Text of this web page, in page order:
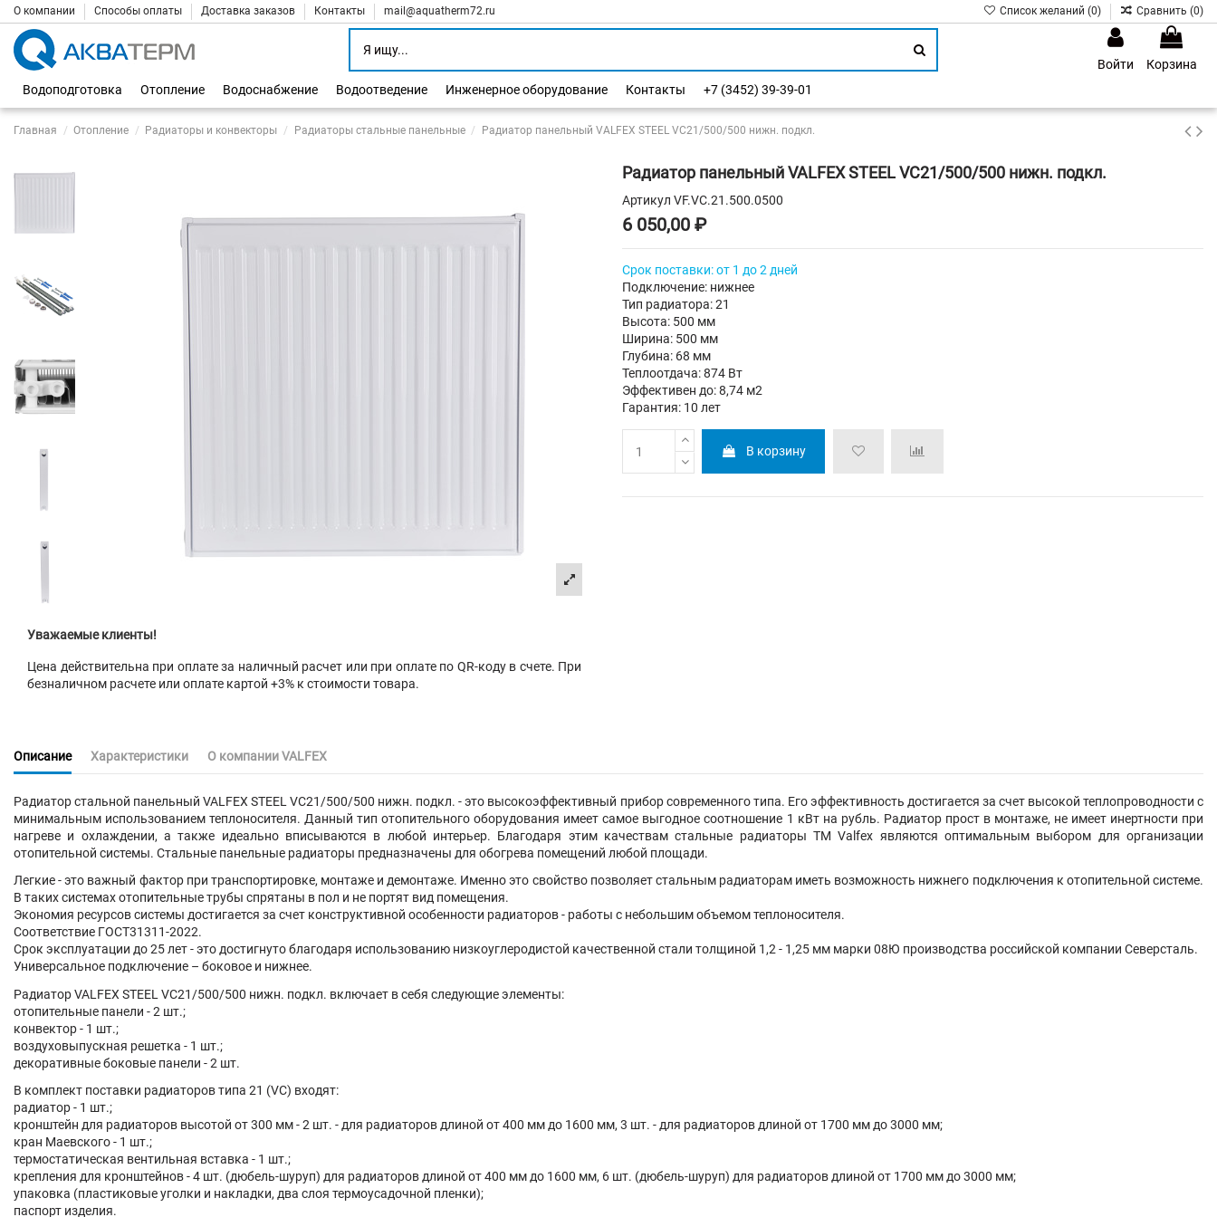
О компании Способы оплаты Доставка заказов Контакты mail@aquatherm72.ru Список желаний (0) Сравнить (0)
Войти
Корзина
Водоподготовка
Отопление Водоснабжение Водоотведение Инженерное оборудование Контакты +7 (3452) 39-39-01
Главная Отопление Радиаторы и конвекторы Радиаторы стальные панельные Радиатор панельный VALFEX STEEL VC21/500/500 нижн. подкл.
Уважаемые клиенты!
Цена действительна при оплате за наличный расчет или при оплате по QR-коду в счете. При
безналичном расчете или оплате картой +3% к стоимости товара.
Радиатор панельный VALFEX STEEL VC21/500/500 нижн. подкл.
Артикул VF.VC.21.500.0500
6 050,00 ₽
Срок поставки: от 1 до 2 дней
Подключение: нижнее
Тип радиатора: 21
Высота: 500 мм
Ширина: 500 мм
Глубина: 68 мм
Теплоотдача: 874 Вт
Эффективен до: 8,74 м2
Гарантия: 10 лет
В корзину
Описание Характеристики О компании VALFEX
Радиатор стальной панельный VALFEX STEEL VC21/500/500 нижн. подкл. - это высокоэффективный прибор современного типа. Его эффективность достигается за счет высокой теплопроводности с
минимальным использованием теплоносителя. Данный тип отопительного оборудования имеет самое выгодное соотношение 1 кВт на рубль. Радиатор прост в монтаже, не имеет инертности при
нагреве и охлаждении, а также идеально вписываются в любой интерьер. Благодаря этим качествам стальные радиаторы TM Valfex являются оптимальным выбором для организации
отопительной системы. Стальные панельные радиаторы предназначены для обогрева помещений любой площади.
Легкие - это важный фактор при транспортировке, монтаже и демонтаже. Именно это свойство позволяет стальным радиаторам иметь возможность нижнего подключения к отопительной системе.
В таких системах отопительные трубы спрятаны в пол и не портят вид помещения.
Экономия ресурсов системы достигается за счет конструктивной особенности радиаторов - работы с небольшим объемом теплоносителя.
Соответствие ГОСТ31311-2022.
Срок эксплуатации до 25 лет - это достигнуто благодаря использованию низкоуглеродистой качественной стали толщиной 1,2 - 1,25 мм марки 08Ю производства российской компании Северсталь.
Универсальное подключение – боковое и нижнее.
Радиатор VALFEX STEEL VC21/500/500 нижн. подкл. включает в себя следующие элементы:
отопительные панели - 2 шт.;
конвектор - 1 шт.;
воздуховыпускная решетка - 1 шт.;
декоративные боковые панели - 2 шт.
В комплект поставки радиаторов типа 21 (VC) входят:
радиатор - 1 шт.;
кронштейн для радиаторов высотой от 300 мм - 2 шт. - для радиаторов длиной от 400 мм до 1600 мм, 3 шт. - для радиаторов длиной от 1700 мм до 3000 мм;
кран Маевского - 1 шт.;
термостатическая вентильная вставка - 1 шт.;
крепления для кронштейнов - 4 шт. (дюбель-шуруп) для радиаторов длиной от 400 мм до 1600 мм, 6 шт. (дюбель-шуруп) для радиаторов длиной от 1700 мм до 3000 мм;
упаковка (пластиковые уголки и накладки, два слоя термоусадочной пленки);
паспорт изделия.